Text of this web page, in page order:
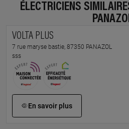
ÉLECTRICIENS
VOLTA PLUS
7 rue maryse bastie, 87350 PANAZOL
sss
En savoir plus